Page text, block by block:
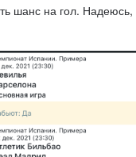
шанс на гол. Надеюсь,